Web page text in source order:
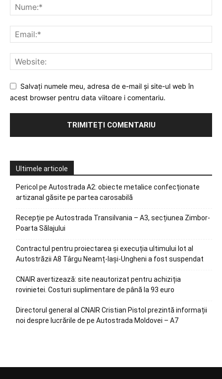
Salvați numele meu, adresa de e-mail și site-ul web în
acest browser pentru data viitoare i comentariu.
Ultimele articole
Pericol pe Autostrada A2: obiecte metalice confecționate
artizanal găsite pe partea carosabilă
Recepție pe Autostrada Transilvania – A3, secțiunea Zimbor-
Poarta Sălajului
Contractul pentru proiectarea și execuția ultimului lot al
Autostrăzii A8 Târgu Neamț-Iași-Ungheni a fost suspendat
CNAIR avertizează: site neautorizat pentru achiziția
rovinietei. Costuri suplimentare de până la 93 euro
Directorul general al CNAIR Cristian Pistol prezintă informații
noi despre lucrările de pe Autostrada Moldovei – A7